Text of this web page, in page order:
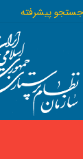
جستجو پیشرفته